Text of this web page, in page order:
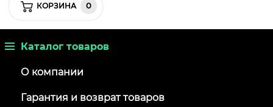
КОРЗИНА 0
Каталог товаров
О компании
Гарантия и возврат товаров